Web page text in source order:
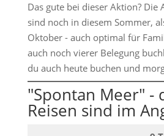
Das gute bei dieser Aktion? Die
sind noch in diesem Sommer,
Oktober - auch optimal für
auch noch vierer Belegung
du auch heute buchen und
"Spontan Meer" -
Reisen sind im